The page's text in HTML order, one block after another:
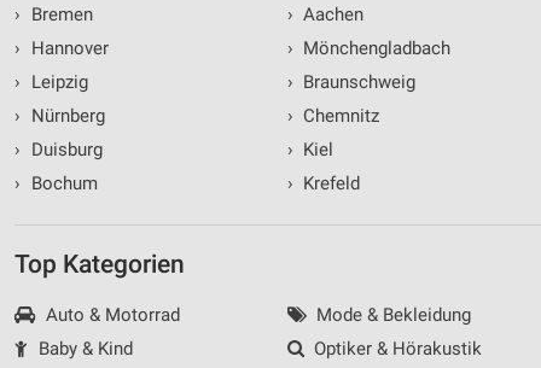
›
Bremen
›
Hannover
›
Leipzig
›
Nürnberg
›
Duisburg
›
Bochum
› Aachen
› Mönchengladbach
› Braunschweig
› Chemnitz
› Kiel
› Krefeld
Top Kategorien
Auto & Motorrad
Baby & Kind
Mode & Bekleidung
Optiker & Hörakustik